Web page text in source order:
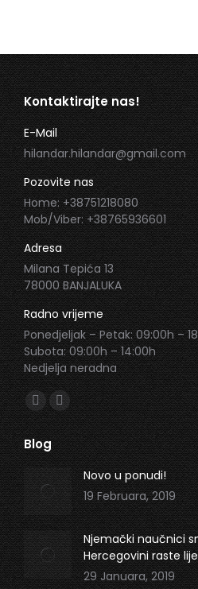
Kontaktirajte nas!
E-Mail
hilandar.hilandar@gmail.com
Pozovite nas
Home: +38751218080
Mob/Viber: +38765936601
Adresa
Milana Tepića 13
78000 BANJALUKA
Radno vrijeme
Ponedjeljak – Petak: 09:00h –
Subota: 09:00h – 14:00h
Nedjelja neradna
Find us on:
Facebook
page
opens
in
new
window
Instagram
page
opens
in
new
window
Blog
Novo u ponudi!
19 Februara, 2019
Njemački naučnici
Hercegovini raste
29 Januara, 2019